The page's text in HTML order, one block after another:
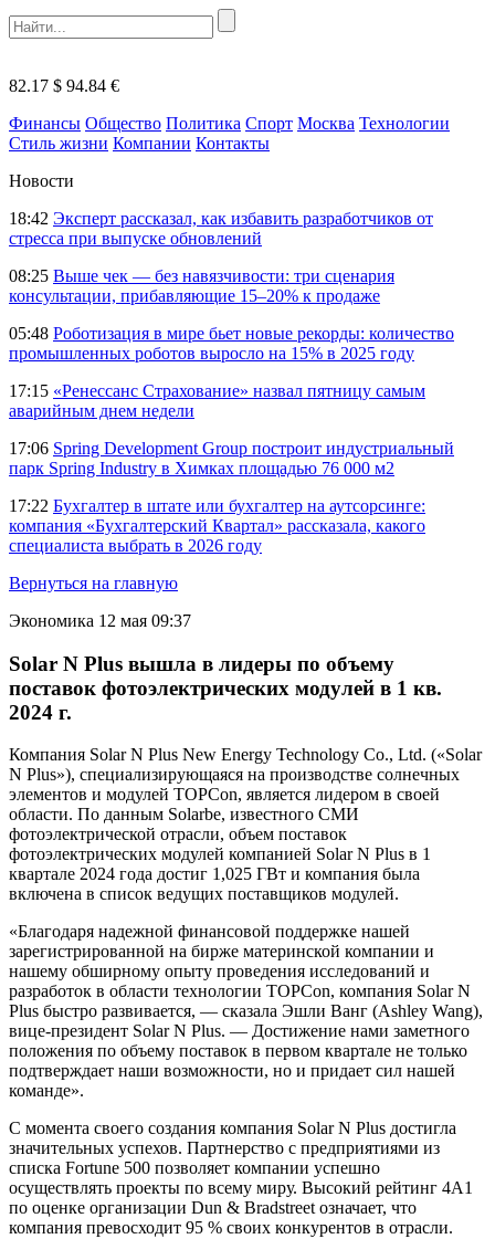
82.17 $ 94.84 €
Финансы Общество Политика Спорт Москва Технологии
Стиль жизни Компании Контакты
Новости
18:42 Эксперт рассказал, как избавить разработчиков от
стресса при выпуске обновлений
08:25 Выше чек — без навязчивости: три сценария
консультации, прибавляющие 15–20% к продаже
05:48 Роботизация в мире бьет новые рекорды: количество
промышленных роботов выросло на 15% в 2025 году
17:15 «Ренессанс Страхование» назвал пятницу самым
аварийным днем недели
17:06 Spring Development Group построит индустриальный
парк Spring Industry в Химках площадью 76 000 м2
17:22 Бухгалтер в штате или бухгалтер на аутсорсинге:
компания «Бухгалтерский Квартал» рассказала, какого
специалиста выбрать в 2026 году
Вернуться на главную
Экономика 12 мая 09:37
Solar N Plus вышла в лидеры по объему
поставок фотоэлектрических модулей в 1 кв.
2024 г.
Компания Solar N Plus New Energy Technology Co., Ltd. («Solar
N Plus»), специализирующаяся на производстве солнечных
элементов и модулей TOPCon, является лидером в своей
области. По данным Solarbe, известного СМИ
фотоэлектрической отрасли, объем поставок
фотоэлектрических модулей компанией Solar N Plus в 1
квартале 2024 года достиг 1,025 ГВт и компания была
включена в список ведущих поставщиков модулей.
«Благодаря надежной финансовой поддержке нашей
зарегистрированной на бирже материнской компании и
нашему обширному опыту проведения исследований и
разработок в области технологии TOPCon, компания Solar N
Plus быстро развивается, — сказала Эшли Ванг (Ashley Wang),
вице-президент Solar N Plus. — Достижение нами заметного
положения по объему поставок в первом квартале не только
подтверждает наши возможности, но и придает сил нашей
команде».
С момента своего создания компания Solar N Plus достигла
значительных успехов. Партнерство с предприятиями из
списка Fortune 500 позволяет компании успешно
осуществлять проекты по всему миру. Высокий рейтинг 4A1
по оценке организации Dun & Bradstreet означает, что
компания превосходит 95 % своих конкурентов в отрасли.